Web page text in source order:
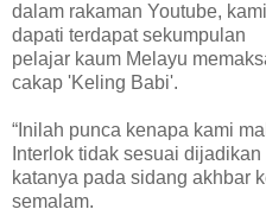
dalam rakaman Youtube, kami
dapati terdapat sekumpulan
pelajar kaum Melayu
cakap 'Keling Babi'.
“Inilah punca kenapa kami
Interlok tidak sesuai
katanya pada sidang akhbar
semalam.